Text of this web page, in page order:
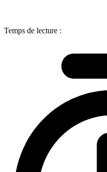
Temps de lecture :